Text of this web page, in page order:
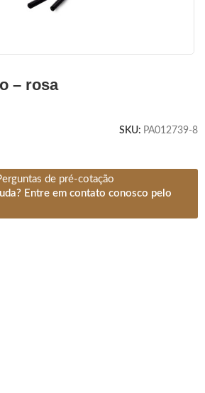
– rosa
SKU: PA012739-8
de pré-cotação
Entre em contato conosco pelo